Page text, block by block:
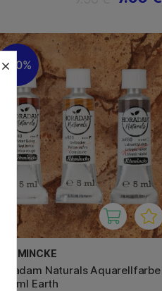
20%
SCHMINCKE
Horadam Naturals Aquarellfarbe
3x5 ml Earth